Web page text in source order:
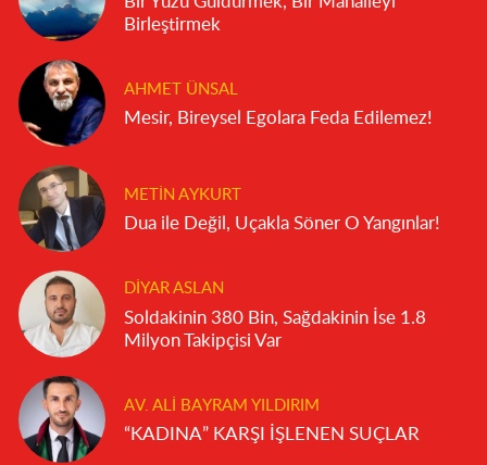
Birleştirmek
AHMET ÜNSAL
Mesir, Bireysel Egolara Feda Edilemez!
METIN AYKURT
Dua ile Değil, Uçakla Söner O Yangınlar!
DIYAR ASLAN
Soldakinin 380 Bin, Sağdakinin İse 1.8
Milyon Takipçisi Var
AV. ALI BAYRAM YILDIRIM
“KADINA” KARŞI İŞLENEN SUÇLAR